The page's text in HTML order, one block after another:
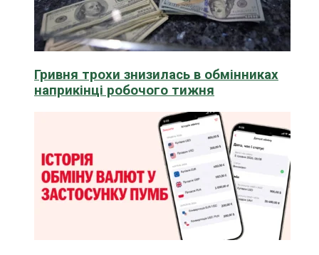
Гривня трохи знизилась в обмінниках
наприкінці робочого тижня